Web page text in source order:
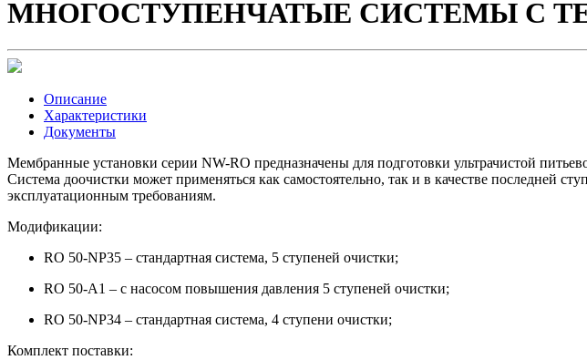
МНОГОСТУПЕНЧАТЫЕ СИСТЕМЫ C
Описание
Характеристики
Документы
Мембранные установки серии NW-RO предназначены для подготовки ультрачистой
Система доочистки может применяться как самостоятельно, так и в качестве последней
эксплуатационным требованиям.
Модификации:
RO 50-NP35 – стандартная система, 5 ступеней очистки;
RO 50-A1 – с насосом повышения давления 5 ступеней очистки;
RO 50-NP34 – стандартная система, 4 ступени очистки;
Комплект поставки: